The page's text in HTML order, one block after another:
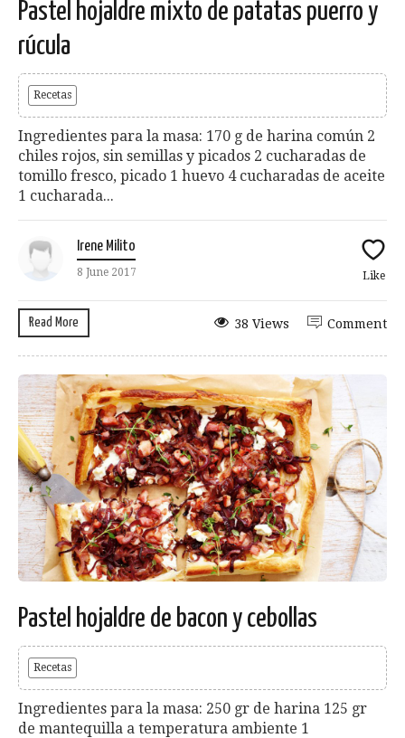
Pastel hojaldre mixto de patatas puerro y
rúcula
Recetas
Ingredientes para la masa: 170 g de harina común 2
chiles rojos, sin semillas y picados 2 cucharadas de
tomillo fresco, picado 1 huevo 4 cucharadas de aceite
1 cucharada...
Irene Milito
8 June 2017 Like
Read More Comment
38 Views
Pastel hojaldre de bacon y cebollas
Recetas
Ingredientes para la masa: 250 gr de harina 125 gr
de mantequilla a temperatura ambiente 1